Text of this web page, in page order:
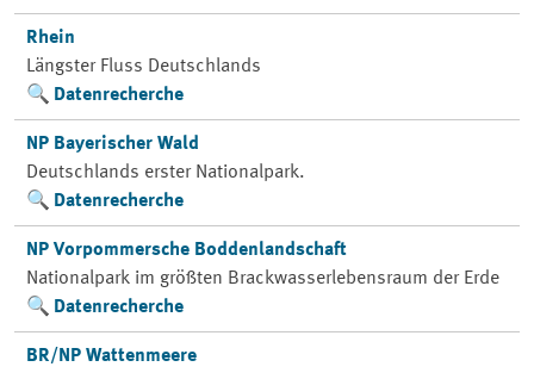
Rhein
Längster Fluss Deutschlands
Datenrecherche
NP Bayerischer Wald
Deutschlands erster Nationalpark.
Datenrecherche
NP Vorpommersche Boddenlandschaft
Nationalpark im größten Brackwasserlebensraum der Erde
Datenrecherche
BR/NP Wattenmeere